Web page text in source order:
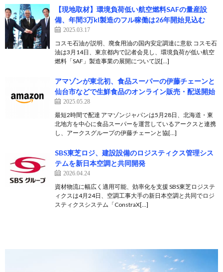
【現地取材】環境負荷低い航空燃料SAFの量産設
備、年間3万kl製造のフル稼働は26年開始見込む
2025.03.17
コスモ石油が説明、廃食用油の国内安定調達に意欲 コスモ石
油は3月14日、東京都内で記者会見し、環境負荷が低い航空
燃料「SAF」製造事業の展開について説[…]
アマゾンが東北初、食品スーパーの伊藤チェーンと
仙台市などで生鮮食品のオンライン販売・配送開始
2025.05.28
最短2時間で配達 アマゾンジャパンは5月28日、北海道・東
北地方を中心に食品スーパーを運営しているアークスと連携
し、アークスグループの伊藤チェーンと協[…]
SBS東芝ロジ、建設設備のロジスティクス管理シス
テムを新日本空調と共同開発
2026.04.24
資材物流に幅広く適用可能、効率化を支援 SBS東芝ロジステ
ィクスは4月24日、空調工事大手の新日本空調と共同でロジ
スティクスシステム「ConstraX[…]